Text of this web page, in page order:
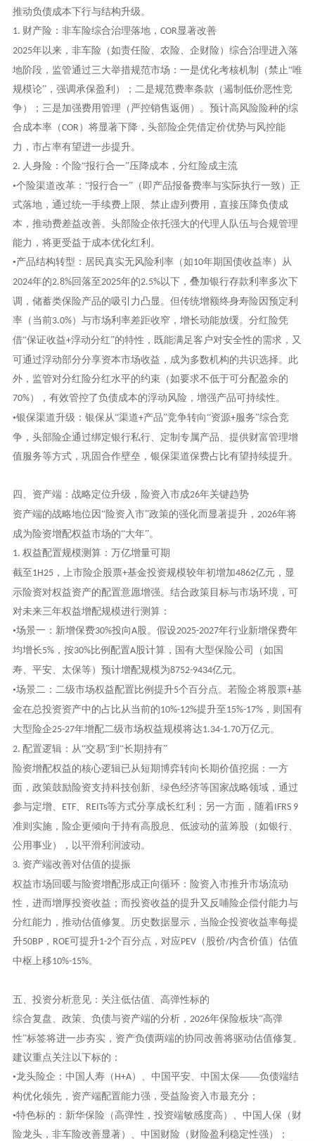
推动负债成本下行与结构升级。
1. 财产险：非车险综合治理落地， COR显著改善
2025年以来，非车险（如责任险、农险、企财险）综合治理进入落
地阶段，监管通过三大举措规范市场：一是优化考核机制（禁止“唯
规模论”，强调承保盈利）；二是规范费率条款（遏制低价恶性竞
争）；三是加强费用管理（严控销售返佣）。预计高风险险种的综
合成本率（COR ）将显著下降，头部险企凭借定价优势与风控能
力，市占率有望进一步提升。
2. 人身险：个险“报行合一”压降成本，分红险成主流
•个险渠道改革：“报行合一”（即产品报备费率与实际执行一致）正
式落地，通过统一手续费上限、禁止虚列费用，直接压降负债成
本，推动费差益改善。头部险企依托强大的代理人队伍与合规管理
能力，将更受益于成本优化红利。
•产品结构转型：居民真实无风险利率（如10年期国债收益率）从
2024年的2.8%回落至2025年的2.5%以下，叠加银行存款利率多次下
调，储蓄类保险产品的吸引力凸显。但传统增额终身寿险因预定利
率（当前3.0%）与市场利率差距收窄，增长动能放缓。分红险凭
借“保证收益+浮动分红”的特性，既能满足客户对安全性的需求，又
可通过浮动部分分享资本市场收益，成为多数机构的共识选择。此
外，监管对分红险分红水平的约束（如要求不低于可分配盈余的
70%），有效管控了负债成本的浮动风险，增强产品可持续性。
•银保渠道升级：银保从“渠道+产品”竞争转向“资源+服务”综合竞
争，头部险企通过绑定银行私行、定制专属产品、提供财富管理增
值服务等方式，巩固合作壁垒，银保渠道保费占比有望持续提升。
四、资产端：战略定位升级，险资入市成26年关键趋势
资产端的战略地位因“险资入市”政策的强化而显著提升， 2026年将
成为险资增配权益市场的“大年”。
1. 权益配置规模测算：万亿增量可期
截至1H25，上市险企股票+基金投资规模较年初增加4862亿元，显
示险资对权益资产的配置意愿增强。结合政策目标与市场环境，可
对未来三年权益增配规模进行测算：
•场景一：新增保费30%投向A股。假设2025-2027年行业新增保费年
均增长5%，按30%比例配置A股计算，国有大型保险公司（如国
寿、平安、太保等）预计增配规模为8752-9434亿元。
•场景二：二级市场权益配置比例提升5个百分点。若险企将股票+基
金在总投资资产中的占比从当前的10%-12%提升至15%-17%，则国有
大型险企25-27年增配二级市场权益规模将达1.34-1.70万亿元。
2. 配置逻辑：从“交易”到“长期持有”
险资增配权益的核心逻辑已从短期博弈转向长期价值挖掘：一方
面，政策鼓励险资支持科技创新、绿色经济等国家战略领域，通过
参与定增、 ETF、 REITs等方式分享成长红利；另一方面，随着IFRS 9
准则实施，险企更倾向于持有高股息、低波动的蓝筹股（如银行、
公用事业），以平滑利润波动。
3. 资产端改善对估值的提振
权益市场回暖与险资增配形成正向循环：险资入市推升市场流动
性，进而增厚投资收益；而投资收益的提升又反哺险企偿付能力与
分红能力，推动估值修复。历史数据显示，当险企投资收益率每提
升50BP， ROE可提升1-2个百分点，对应PEV（股价/内含价值）估值
中枢上移10%-15%。
五、投资分析意见：关注低估值、高弹性标的
综合复盘、政策、负债与资产端的分析， 2026年保险板块“高弹
性”标签将进一步夯实，资产负债两端的协同改善将驱动估值修复。
建议重点关注以下标的：
•龙头险企：中国人寿（ H+A）、中国平安、中国太保——负债端结
构优化领先，资产端配置能力强，受益险资入市最充分；
•特色标的：新华保险（高弹性，投资端敏感度高）、中国人保（财
险龙头，非车险改善显著）、中国财险（财险盈利稳定性强）；